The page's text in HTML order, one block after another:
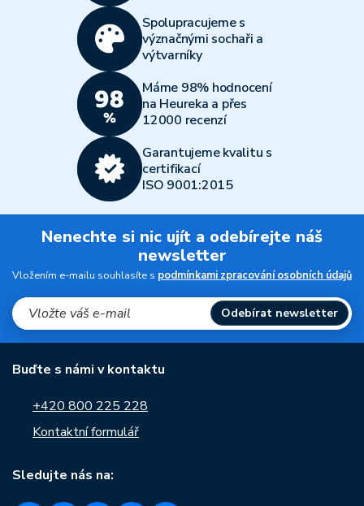
Spolupracujeme s
význačnými sochaři a
výtvarníky
Máme 98% hodnocení
na Heureka a přes
12000 recenzí
Garantujeme kvalitu s
certifikací
ISO 9001:2015
Nenechte si nic ujít a odebírejte náš
newsletter
Vložením e-mailu souhlasíte s podmínkami zpracování osobních údajů
Odebírat newsletter
Buďte s námi v kontaktu
+420 800 225 228
Kontaktní formulář
Sledujte nás na: